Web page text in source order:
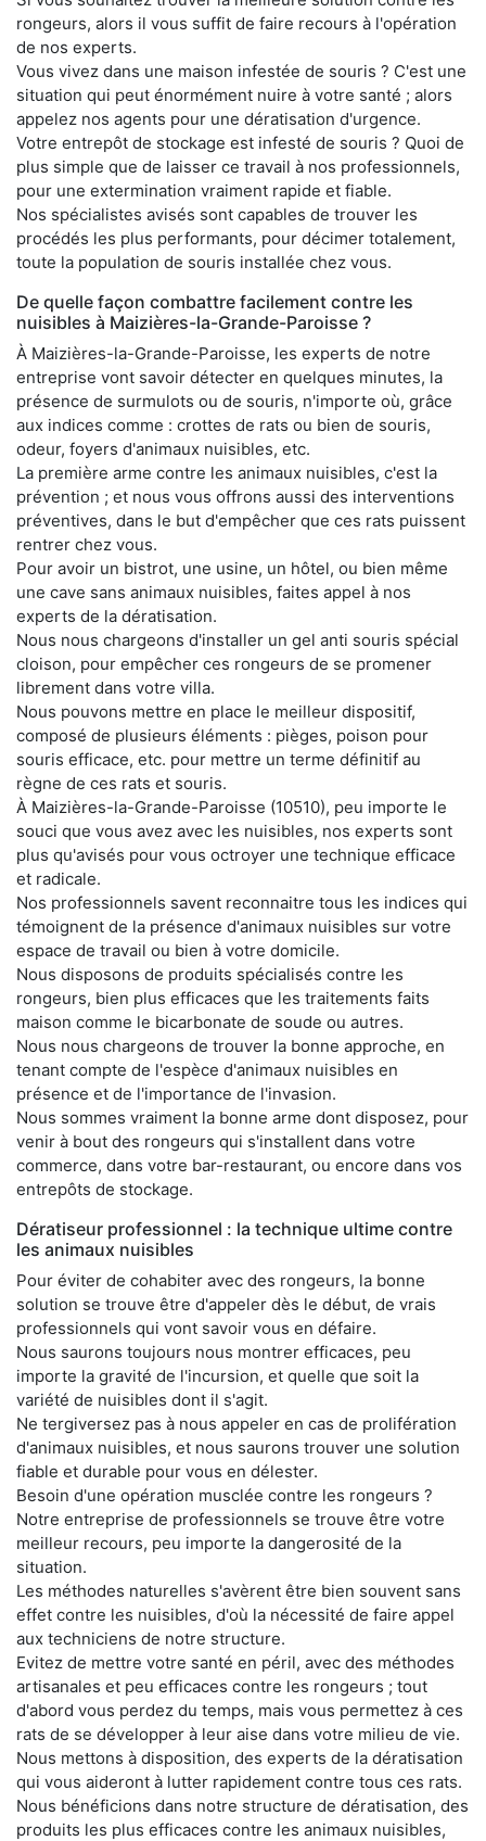
rongeurs, alors il vous suffit de faire recours à l'opération
de nos experts.
Vous vivez dans une maison infestée de souris ? C'est une
situation qui peut énormément nuire à votre santé ; alors
appelez nos agents pour une dératisation d'urgence.
Votre entrepôt de stockage est infesté de souris ? Quoi de
plus simple que de laisser ce travail à nos professionnels,
pour une extermination vraiment rapide et fiable.
Nos spécialistes avisés sont capables de trouver les
procédés les plus performants, pour décimer totalement,
toute la population de souris installée chez vous.
De quelle façon combattre facilement contre les
nuisibles à Maizières-la-Grande-Paroisse ?
À Maizières-la-Grande-Paroisse, les experts de notre
entreprise vont savoir détecter en quelques minutes, la
présence de surmulots ou de souris, n'importe où, grâce
aux indices comme : crottes de rats ou bien de souris,
odeur, foyers d'animaux nuisibles, etc.
La première arme contre les animaux nuisibles, c'est la
prévention ; et nous vous offrons aussi des interventions
préventives, dans le but d'empêcher que ces rats puissent
rentrer chez vous.
Pour avoir un bistrot, une usine, un hôtel, ou bien même
une cave sans animaux nuisibles, faites appel à nos
experts de la dératisation.
Nous nous chargeons d'installer un gel anti souris spécial
cloison, pour empêcher ces rongeurs de se promener
librement dans votre villa.
Nous pouvons mettre en place le meilleur dispositif,
composé de plusieurs éléments : pièges, poison pour
souris efficace, etc. pour mettre un terme définitif au
règne de ces rats et souris.
À Maizières-la-Grande-Paroisse (10510), peu importe le
souci que vous avez avec les nuisibles, nos experts sont
plus qu'avisés pour vous octroyer une technique efficace
et radicale.
Nos professionnels savent reconnaitre tous les indices qui
témoignent de la présence d'animaux nuisibles sur votre
espace de travail ou bien à votre domicile.
Nous disposons de produits spécialisés contre les
rongeurs, bien plus efficaces que les traitements faits
maison comme le bicarbonate de soude ou autres.
Nous nous chargeons de trouver la bonne approche, en
tenant compte de l'espèce d'animaux nuisibles en
présence et de l'importance de l'invasion.
Nous sommes vraiment la bonne arme dont disposez, pour
venir à bout des rongeurs qui s'installent dans votre
commerce, dans votre bar-restaurant, ou encore dans vos
entrepôts de stockage.
Dératiseur professionnel : la technique ultime contre
les animaux nuisibles
Pour éviter de cohabiter avec des rongeurs, la bonne
solution se trouve être d'appeler dès le début, de vrais
professionnels qui vont savoir vous en défaire.
Nous saurons toujours nous montrer efficaces, peu
importe la gravité de l'incursion, et quelle que soit la
variété de nuisibles dont il s'agit.
Ne tergiversez pas à nous appeler en cas de prolifération
d'animaux nuisibles, et nous saurons trouver une solution
fiable et durable pour vous en délester.
Besoin d'une opération musclée contre les rongeurs ?
Notre entreprise de professionnels se trouve être votre
meilleur recours, peu importe la dangerosité de la
situation.
Les méthodes naturelles s'avèrent être bien souvent sans
effet contre les nuisibles, d'où la nécessité de faire appel
aux techniciens de notre structure.
Evitez de mettre votre santé en péril, avec des méthodes
artisanales et peu efficaces contre les rongeurs ; tout
d'abord vous perdez du temps, mais vous permettez à ces
rats de se développer à leur aise dans votre milieu de vie.
Nous mettons à disposition, des experts de la dératisation
qui vous aideront à lutter rapidement contre tous ces rats.
Nous bénéficions dans notre structure de dératisation, des
produits les plus efficaces contre les animaux nuisibles,